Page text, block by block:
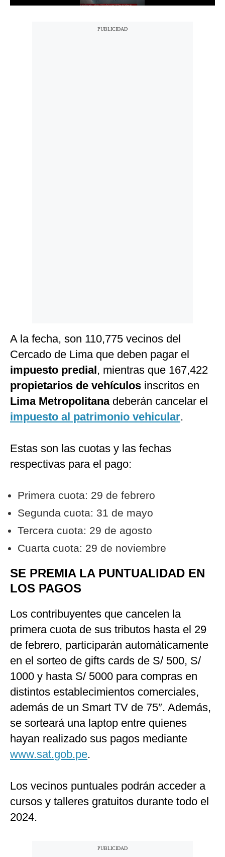
Gestión TV
A la fecha, son 110,775 vecinos del
Cercado de Lima que deben pagar el
impuesto predial, mientras que 167,422
propietarios de vehículos inscritos en
Lima Metropolitanadeberán cancelar el
impuesto al patrimonio vehicular.
Estas son las cuotas y las fechas
respectivas para el pago:
Primera cuota: 29 de febrero
Segunda cuota: 31 de mayo
Tercera cuota: 29 de agosto
Cuarta cuota: 29 de noviembre
SE PREMIA LA PUNTUALIDAD EN
LOS PAGOS
Los contribuyentes que cancelen la
primera cuota de sus tributos hasta el 29
de febrero, participarán automáticamente
en el sorteo de gifts cards de S/ 500, S/
1000 y hasta S/ 5000 para compras en
distintos establecimientos comerciales,
además de un Smart TV de 75″. Además,
se sorteará una laptop entre quienes
hayan realizado sus pagos mediante
www.sat.gob.pe.
Los vecinos puntuales podrán acceder a
cursos y talleres gratuitos durante todo el
2024.